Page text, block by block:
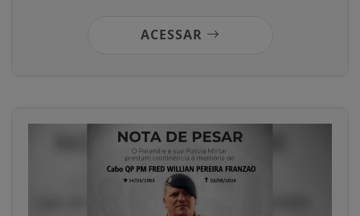
ACESSAR